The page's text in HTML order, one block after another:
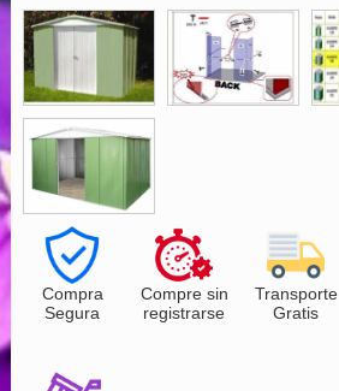
Compra
Segura
Compre sin
registrarse
Transporte
Gratis